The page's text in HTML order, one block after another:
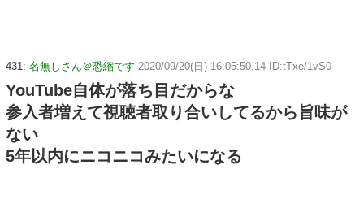
431: 名無しさん＠恐縮です 2020/09/20(日) 16:05:50.14 ID:tTxe/1vS0
YouTube自体が落ち目だからな
参入者増えて視聴者取り合いしてるから旨味が
ない
5年以内にニコニコみたいになる